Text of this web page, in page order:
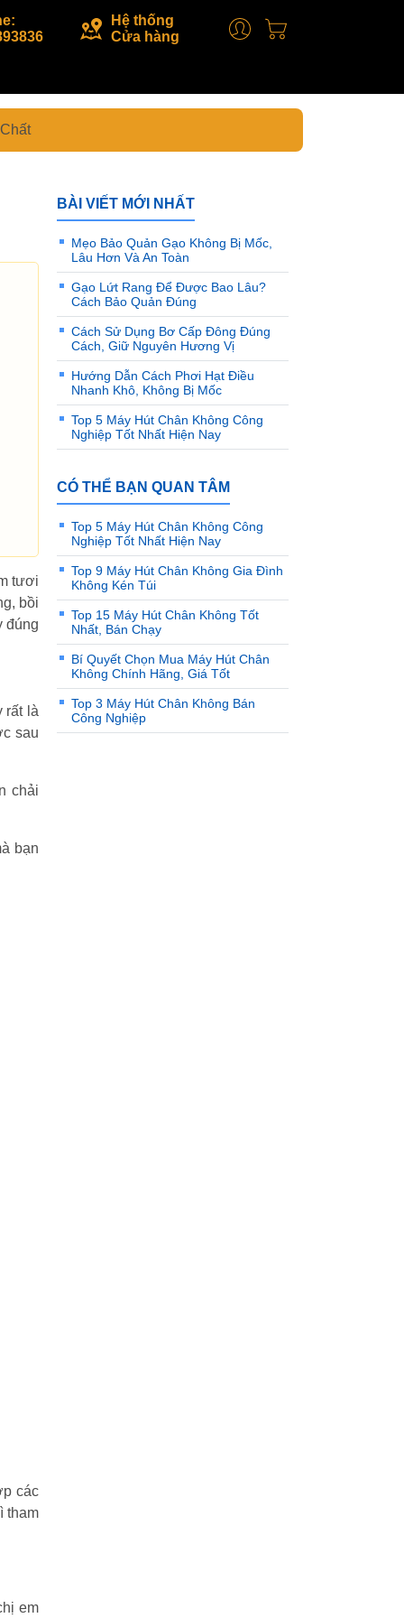
Hệ thống
Cửa hàng
tươi
bồi
đúng
rất là
sau
chải
bạn
các
tham
em
BÀI VIẾT MỚI NHẤT
Mẹo Bảo Quản Gạo Không Bị Mốc,
Lâu Hơn Và An Toàn
Gạo Lứt Rang Để Được Bao Lâu?
Cách Bảo Quản Đúng
Cách Sử Dụng Bơ Cấp Đông Đúng
Cách, Giữ Nguyên Hương Vị
Hướng Dẫn Cách Phơi Hạt Điều
Nhanh Khô, Không Bị Mốc
Top 5 Máy Hút Chân Không Công
Nghiệp Tốt Nhất Hiện Nay
CÓ THỂ BẠN QUAN TÂM
Top 5 Máy Hút Chân Không Công
Nghiệp Tốt Nhất Hiện Nay
Top 9 Máy Hút Chân Không Gia Đình
Không Kén Túi
Top 15 Máy Hút Chân Không Tốt
Nhất, Bán Chạy
Bí Quyết Chọn Mua Máy Hút Chân
Không Chính Hãng, Giá Tốt
Top 3 Máy Hút Chân Không Bán
Công Nghiệp